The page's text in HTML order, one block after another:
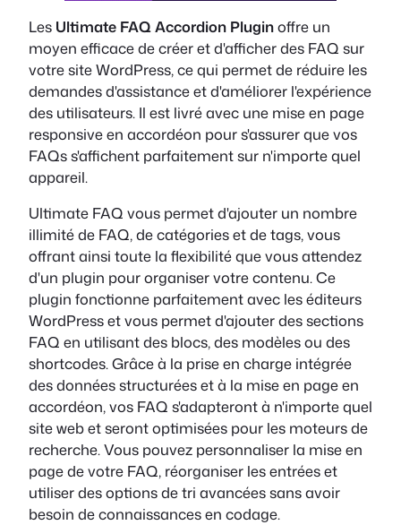
Les Ultimate FAQ Accordion Pluginoffre un
moyen efficace de créer et d'afficher des FAQ sur
votre site WordPress, ce qui permet de réduire les
demandes d'assistance et d'améliorer l'expérience
des utilisateurs. Il est livré avec une mise en page
responsive en accordéon pour s'assurer que vos
FAQs s'affichent parfaitement sur n'importe quel
appareil.
Ultimate FAQ vous permet d'ajouter un nombre
illimité de FAQ, de catégories et de tags, vous
offrant ainsi toute la flexibilité que vous attendez
d'un plugin pour organiser votre contenu. Ce
plugin fonctionne parfaitement avec les éditeurs
WordPress et vous permet d'ajouter des sections
FAQ en utilisant des blocs, des modèles ou des
shortcodes. Grâce à la prise en charge intégrée
des données structurées et à la mise en page en
accordéon, vos FAQ s'adapteront à n'importe quel
site web et seront optimisées pour les moteurs de
recherche. Vous pouvez personnaliser la mise en
page de votre FAQ, réorganiser les entrées et
utiliser des options de tri avancées sans avoir
besoin de connaissances en codage.